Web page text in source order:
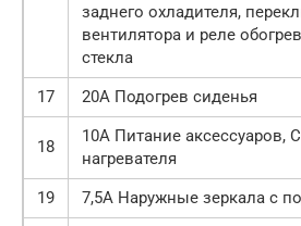
заднего охладителя,
вентилятора и реле
стекла
17
20А Подогрев сиденья
18
10А Питание аксессуаров,
нагревателя
19
7,5А Наружные зеркала с